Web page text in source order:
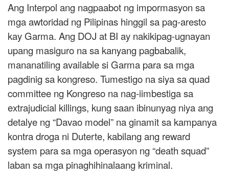
Ang Interpol ang nagpaabot ng impormasyon sa
mga awtoridad ng Pilipinas hinggil sa pag-aresto
kay Garma. Ang DOJ at BI ay nakikipag-ugnayan
upang masiguro na sa kanyang pagbabalik,
mananatiling available si Garma para sa mga
pagdinig sa kongreso. Tumestigo na siya sa quad
committee ng Kongreso na nag-iimbestiga sa
extrajudicial killings, kung saan ibinunyag niya ang
detalye ng “Davao model” na ginamit sa kampanya
kontra droga ni Duterte, kabilang ang reward
system para sa mga operasyon ng “death squad”
laban sa mga pinaghihinalaang kriminal.